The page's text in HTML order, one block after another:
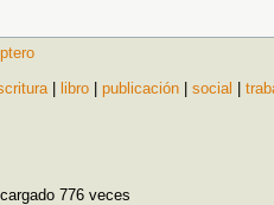
| libro publicación social
776 veces